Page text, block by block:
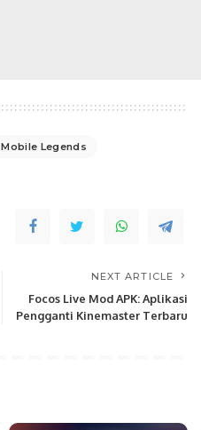
Mobile Legends
NEXT ARTICLE
Focos Live Mod APK: Aplikasi
Pengganti Kinemaster Terbaru